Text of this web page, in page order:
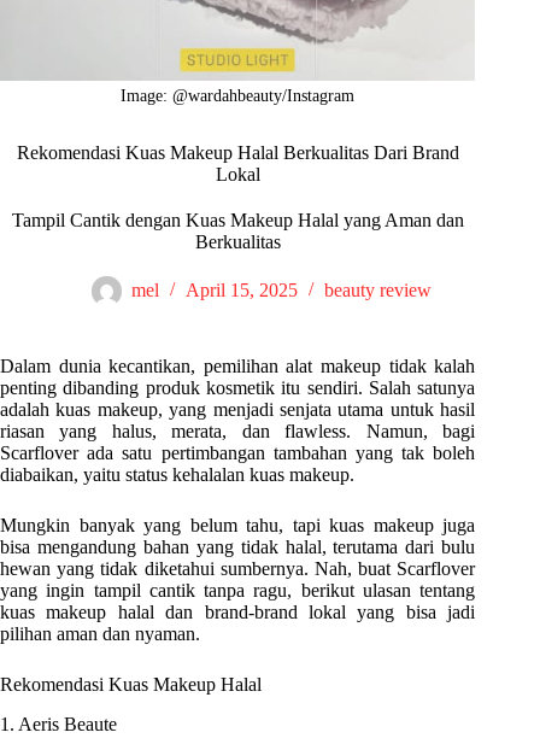
Image: @wardahbeauty/Instagram
Rekomendasi Kuas Makeup Halal Berkualitas Dari Brand
Lokal
Tampil Cantik dengan Kuas Makeup Halal yang Aman dan
Berkualitas
mel April 15, 2025 beauty review
Dalam dunia kecantikan, pemilihan alat makeup tidak kalah
penting dibanding produk kosmetik itu sendiri. Salah satunya
adalah kuas makeup, yang menjadi senjata utama untuk hasil
riasan yang halus, merata, dan flawless. Namun, bagi
Scarflover ada satu pertimbangan tambahan yang tak boleh
diabaikan, yaitu status kehalalan kuas makeup.
Mungkin banyak yang belum tahu, tapi kuas makeup juga
bisa mengandung bahan yang tidak halal, terutama dari bulu
hewan yang tidak diketahui sumbernya. Nah, buat Scarflover
yang ingin tampil cantik tanpa ragu, berikut ulasan tentang
kuas makeup halal dan brand-brand lokal yang bisa jadi
pilihan aman dan nyaman.
Rekomendasi Kuas Makeup Halal
1. Aeris Beaute